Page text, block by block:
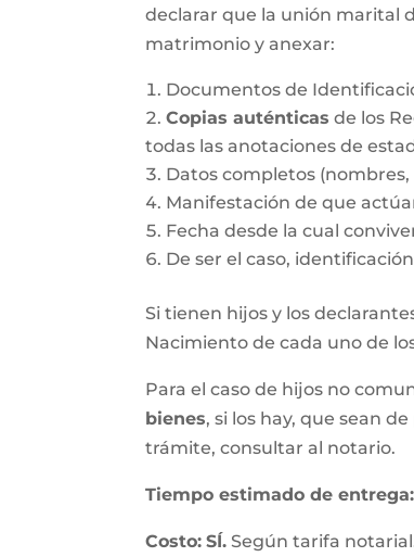
declarar que la unión marital
matrimonio y anexar:
Documentos de
Copias auténticas de los
todas las anotaciones de
Datos completos
Manifestación de que
Fecha desde la cual
De ser el caso,
Si tienen hijos y los
Nacimiento de cada uno de
Para el caso de hijos no
bienes, si los hay, que sean
trámite, consultar al notario.
Tiempo estimado de entrega:
Costo: SÍ. Según tarifa